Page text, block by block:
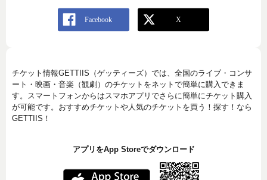
チケット情報GETTIIS（ゲッティーズ）では、全国のライブ・コンサ
ート・映画・音楽（観劇）のチケットをネットで簡単に購入できま
す。スマートフォンからはスマホアプリでさらに簡単にチケット購入
が可能です。おすすめチケットや人気のチケットを買う！探す！なら
GETTIIS！
アプリをApp Storeでダウンロード